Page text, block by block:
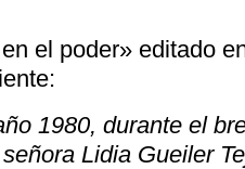
el poder» editado
1980, durante el
Lidia Gueiler